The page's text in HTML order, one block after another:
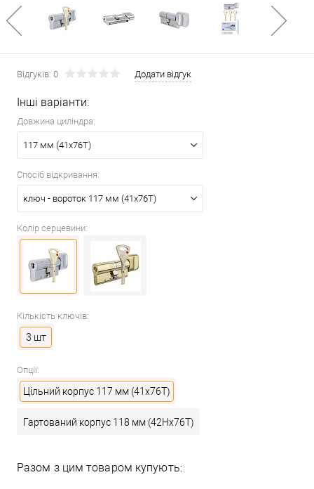
Відгуків: 0 Додати відгук
Інші варіанти:
Довжина циліндра:
117 мм (41x76T)
Спосіб відкривання:
ключ - вороток 117 мм (41x76T)
Колір серцевини:
Кількість ключів:
3 шт
Опції:
Цільний корпус 117 мм (41x76T)
Гартований корпус 118 мм (42Hx76T)
Разом з цим товаром купують: